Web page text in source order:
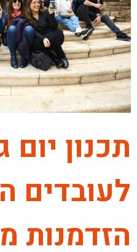
תכנון יום
לעובדים
הזדמנות